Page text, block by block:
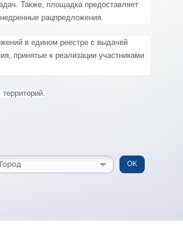
Также, площадка предоставляет
рацпредложения.
в едином реестре с выдачей
принятые к реализации участниками
Город